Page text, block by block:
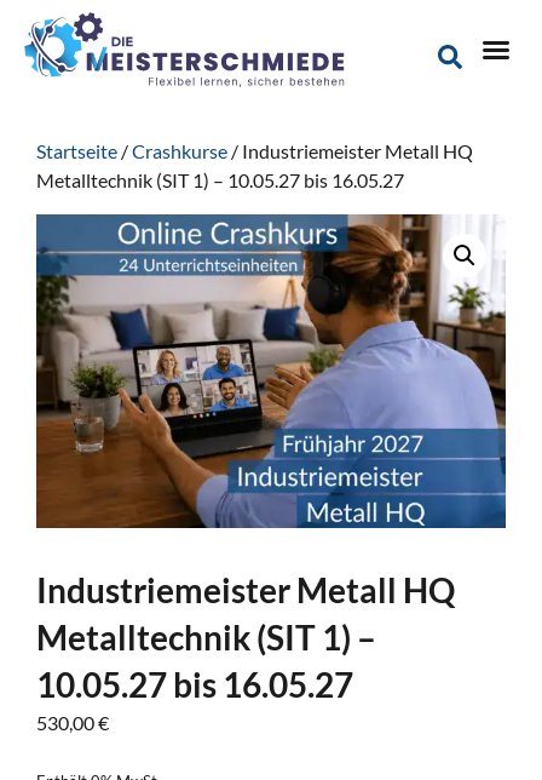
Startseite /Crashkurse / Industriemeister Metall HQ
Metalltechnik (SIT 1) – 10.05.27 bis 16.05.27
Industriemeister Metall HQ
Metalltechnik (SIT 1) –
10.05.27 bis 16.05.27
530,00€